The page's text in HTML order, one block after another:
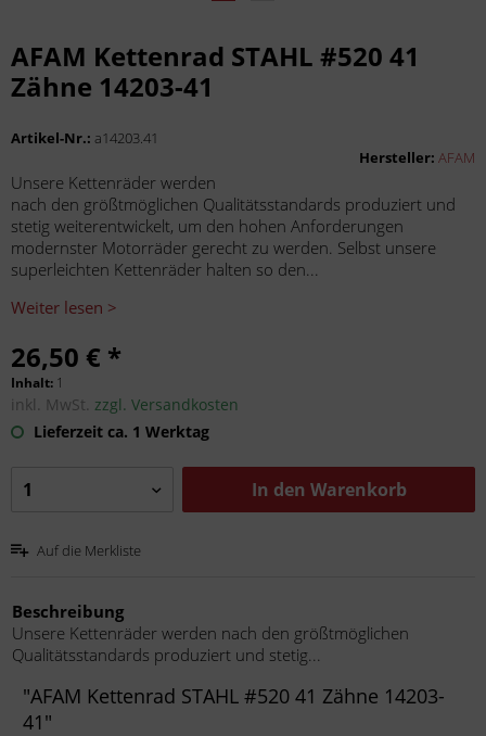
AFAM Kettenrad STAHL #520 41
Zähne 14203-41
Artikel-Nr.: a14203.41
Hersteller: AFAM
Unsere Kettenräder werden
nach den größtmöglichen Qualitätsstandards produziert und
stetig weiterentwickelt, um den hohen Anforderungen
modernster Motorräder gerecht zu werden. Selbst unsere
superleichten Kettenräder halten so den...
Weiter lesen >
26,50 € *
Inhalt: 1
inkl. MwSt. zzgl. Versandkosten
Lieferzeit ca. 1 Werktag
In den Warenkorb
Auf die Merkliste
Beschreibung
Unsere Kettenräder werden nach den größtmöglichen
Qualitätsstandards produziert und stetig...
"AFAM Kettenrad STAHL #520 41 Zähne 14203-
41"